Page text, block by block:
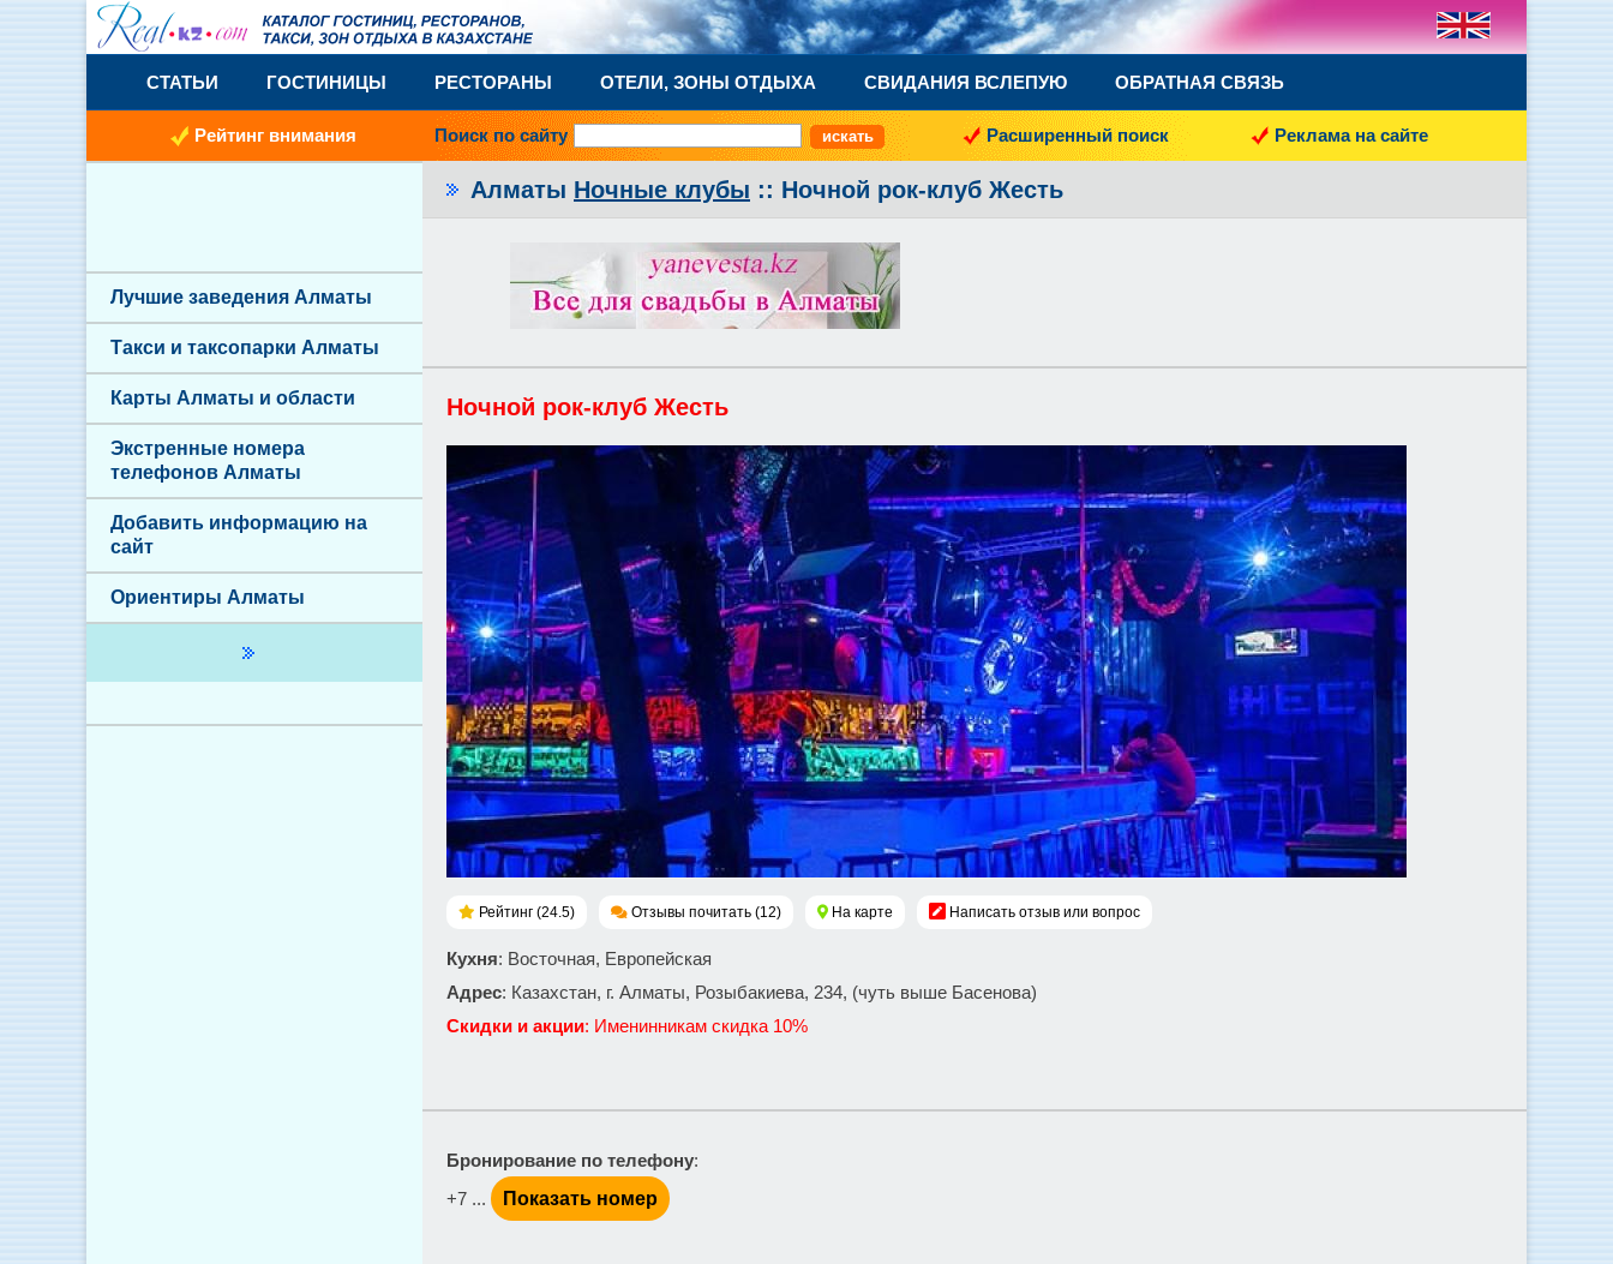
СТАТЬИ ГОСТИНИЦЫ РЕСТОРАНЫ ОТЕЛИ, ЗОНЫ ОТДЫХА СВИДАНИЯ ВСЛЕПУЮ ОБРАТНАЯ СВЯЗЬ
Рейтинг внимания Поиск по сайту Расширенный поиск Реклама на сайте
Алматы Ночные клубы :: Ночной рок-клуб Жесть
Ночной рок-клуб Жесть
Рейтинг (24.5) Отзывы почитать (12) На карте Написать отзыв или вопрос
Кухня: Восточная, Европейская
Адрес: Казахстан, г. Алматы, Розыбакиева, 234, (чуть выше Басенова)
Скидки и акции: Именинникам скидка 10%
Бронирование по телефону:
+7 ...
Показать номер
Лучшие заведения Алматы
Такси и таксопарки Алматы
Карты Алматы и области
Экстренные номера
телефонов Алматы
Добавить информацию на
сайт
Ориентиры Алматы